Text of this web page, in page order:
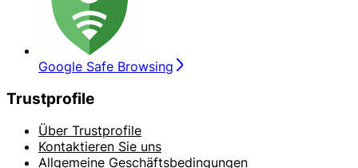
Google Safe Browsing
Trustprofile
Über Trustprofile
Kontaktieren Sie uns
Allgemeine Geschäftsbedingungen